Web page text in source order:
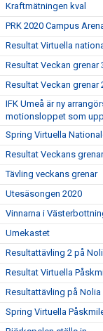
Kraftmätningen kval
PRK 2020 Campus
Resultat Virtuella
Resultat Veckan grenar
Resultat Veckan grenar
IFK Umeå är ny
motionsloppet som
Spring Virtuella
Resultat Veckans grenar
Tävling veckans grenar
Utesäsongen 2020
Vinnarna i
Umekastet
Resultattävling 2 på
Resultat Virtuella
Resultattävling på Nolia
Spring Virtuella